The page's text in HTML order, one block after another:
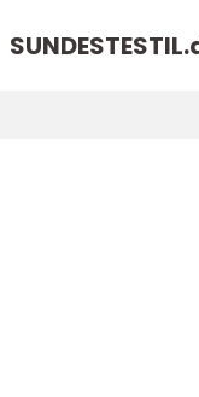
SUNDESTESTIL.